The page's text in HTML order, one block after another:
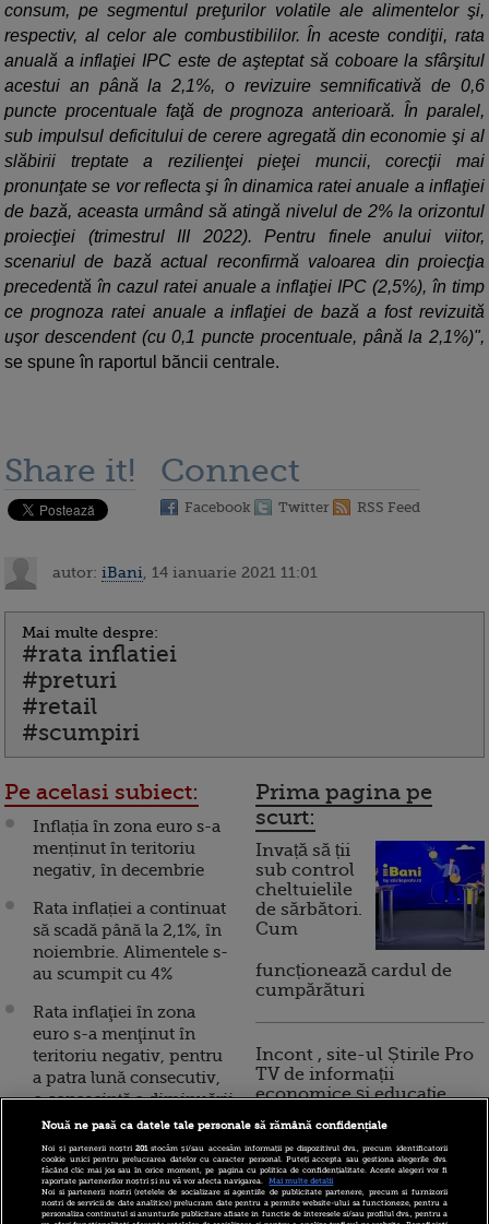
consum, pe segmentul preţurilor volatile ale alimentelor şi,
respectiv, al celor ale combustibililor. În aceste condiţii, rata
anuală a inflaţiei IPC este de aşteptat să coboare la sfârşitul
acestui an până la 2,1%, o revizuire semnificativă de 0,6
puncte procentuale faţă de prognoza anterioară. În paralel,
sub impulsul deficitului de cerere agregată din economie şi al
slăbirii treptate a rezilienţei pieţei muncii, corecţii mai
pronunţate se vor reflecta şi în dinamica ratei anuale a inflaţiei
de bază, aceasta urmând să atingă nivelul de 2% la orizontul
proiecţiei (trimestrul III 2022). Pentru finele anului viitor,
scenariul de bază actual reconfirmă valoarea din proiecţia
precedentă în cazul ratei anuale a inflaţiei IPC (2,5%), în timp
ce prognoza ratei anuale a inflaţiei de bază a fost revizuită
uşor descendent (cu 0,1 puncte procentuale, până la 2,1%)",
se spune în raportul băncii centrale.
Share it! Connect
Facebook Twitter RSS Feed
autor: iBani , 14 ianuarie 2021 11:01
Mai multe despre:
#rata inflatiei
#preturi
#retail
#scumpiri
Pe acelasi subiect:
Inflația în zona euro s-a
menținut în teritoriu
negativ, în decembrie
Rata inflației a continuat
să scadă până la 2,1%, în
noiembrie. Alimentele s-
au scumpit cu 4%
Rata inflaţiei în zona
euro s-a menţinut în
teritoriu negativ, pentru
a patra lună consecutiv,
o consecință a diminuării
cererii din cauza
pandemiei
România se menține
între țările UE cu cea mai
Prima pagina pe
scurt:
Invață să ții
sub control
cheltuielile
de sărbători.
Cum
funcționează cardul de
cumpărături
Incont , site-ul Știrile Pro
TV de informații
economice și educație
10 reguli pentru decizii
financiare inteligente
Nouă ne pasă ca datele tale personale să rămână confidențiale
Noi și partenerii noștri201stocăm și/sau accesăm informații pe dispozitivul dvs., precum identificatorii
cookie unici pentru prelucrarea datelor cu caracter personal. Puteți accepta sau gestiona alegerile dvs.
făcând clic mai jos sau în orice moment, pe pagina cu politica de confidențialitate. Aceste alegeri vor fi
raportate partenerilor noștri și nu vă vor afecta navigarea.
Mai multe detalii
Noi si partenerii nostri (retelele de socializare si agentiile de publicitate partenere, precum si furnizorii
nostri de servicii de date analitice) prelucram date pentru a permite website-ului sa functioneze, pentru a
personaliza continutul si anunturile publicitare afisate in functie de interesele si/sau profilul dvs., pentru a